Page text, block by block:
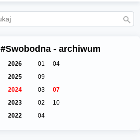
#Swobodna - archiwum
2026 01
04
2025
09
2024
03
07
2023
02
10
2022
04